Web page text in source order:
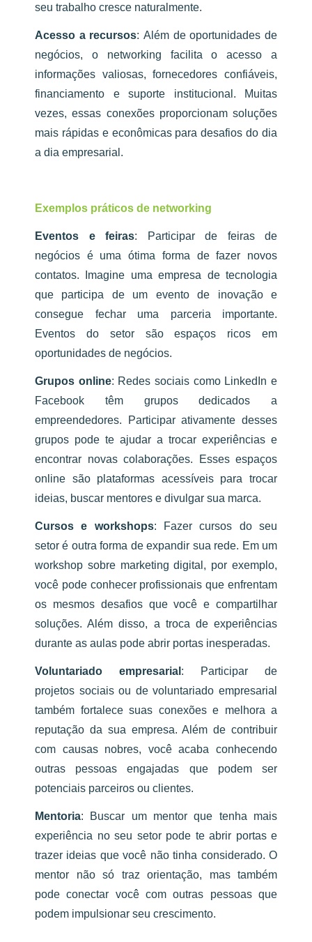
seu trabalho cresce naturalmente.
Acesso a recursos: Além de oportunidades de
negócios, o networking facilita o acesso a
informações valiosas, fornecedores confiáveis,
financiamento e suporte institucional. Muitas
vezes, essas conexões proporcionam soluções
mais rápidas e econômicas para desafios do dia
a dia empresarial.
Exemplos práticos de networking
Eventos e feiras:
Participar de feiras de
negócios é uma ótima forma de fazer novos
contatos. Imagine uma empresa de tecnologia
que participa de um evento de inovação e
consegue fechar uma parceria importante.
Eventos do setor são espaços ricos em
oportunidades de negócios.
Grupos online: Redes sociais como LinkedIn e
Facebook têm grupos dedicados a
empreendedores. Participar ativamente desses
grupos pode te ajudar a trocar experiências e
encontrar novas colaborações. Esses espaços
online são plataformas acessíveis para trocar
ideias, buscar mentores e divulgar sua marca.
Cursos e workshops:
Fazer cursos do seu
setor é outra forma de expandir sua rede. Em um
workshop sobre marketing digital, por exemplo,
você pode conhecer profissionais que enfrentam
os mesmos desafios que você e compartilhar
soluções. Além disso, a troca de experiências
durante as aulas pode abrir portas inesperadas.
Voluntariado empresarial :
Participar de
projetos sociais ou de voluntariado empresarial
também fortalece suas conexões e melhora a
reputação da sua empresa. Além de contribuir
com causas nobres, você acaba conhecendo
outras pessoas engajadas que podem ser
potenciais parceiros ou clientes.
Mentoria:
Buscar um mentor que tenha mais
experiência no seu setor pode te abrir portas e
trazer ideias que você não tinha considerado. O
mentor não só traz orientação, mas também
pode conectar você com outras pessoas que
podem impulsionar seu crescimento.